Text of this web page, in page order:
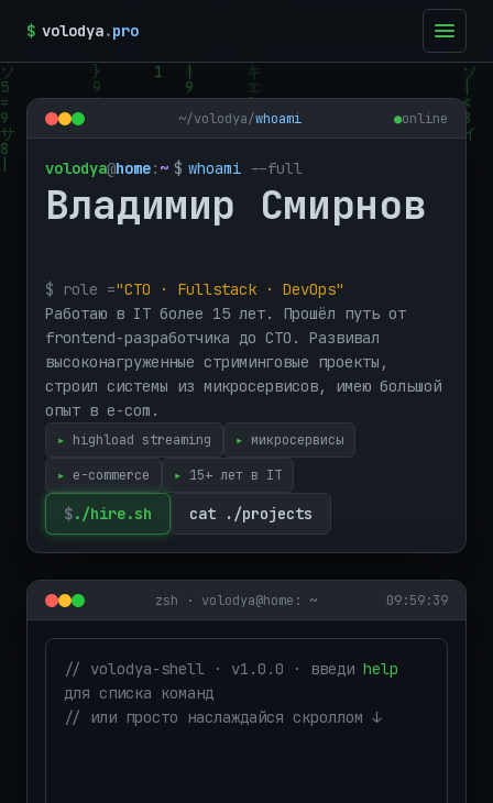
$ volodya.pro
~/volodya/whoami ●online
volodya@home: ~ $ whoami --full
Владимир Смирнов
$ role ="CTO · Fullstack · DevOps"
Работаю в IT более 15 лет. Прошёл путь от
frontend-разработчика до CTO. Развивал
высоконагруженные стриминговые проекты,
строил системы из микросервисов, имею большой
опыт в e-com.
▸ highload streaming ▸ микросервисы
▸ e-commerce ▸ 15+ лет в IT
$./hire.sh cat ./projects
zsh · volodya@home: ~ 09:59:40
// volodya-shell · v1.0.0 · введи help
для списка команд
// или просто наслаждайся скроллом ↓